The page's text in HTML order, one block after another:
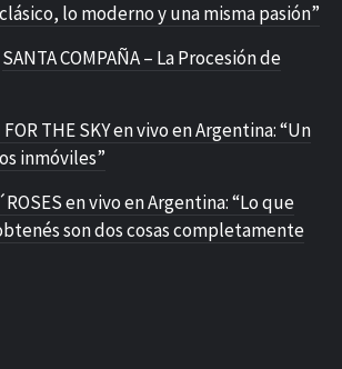
lo moderno y una misma pasión”
SANTA COMPAÑA – La Procesión de
FOR THE SKY en vivo en Argentina: “Un
inmóviles”
en vivo en Argentina: “Lo que
son dos cosas completamente